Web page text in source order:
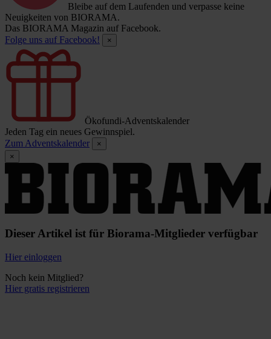
Bleibe auf dem Laufenden und verpasse keine
Neuigkeiten von BIORAMA.
Das BIORAMA Magazin auf Facebook.
Folge uns auf Facebook!
×
Ökofundi-Adventskalender
Jeden Tag ein neues Gewinnspiel.
Zum Adventskalender
×
×
Dieser Artikel ist für Biorama-Mitglieder verfügbar
Hier einloggen
Noch kein Mitglied?
Hier gratis registrieren